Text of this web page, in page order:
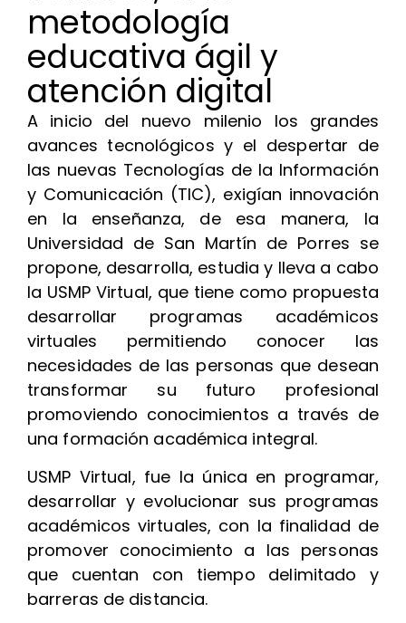
metodología
educativa ágil y
atención digital
A inicio del nuevo milenio los grandes
avances tecnológicos y el despertar de
las nuevas Tecnologías de la Información
y Comunicación (TIC), exigían innovación
en la enseñanza, de esa manera, la
Universidad de San Martín de Porres se
propone, desarrolla, estudia y lleva a cabo
la USMP Virtual, que tiene como propuesta
desarrollar programas académicos
virtuales permitiendo conocer las
necesidades de las personas que desean
transformar su futuro profesional
promoviendo conocimientos a través de
una formación académica integral.
USMP Virtual, fue la única en programar,
desarrollar y evolucionar sus programas
académicos virtuales, con la finalidad de
promover conocimiento a las personas
que cuentan con tiempo delimitado y
barreras de distancia.